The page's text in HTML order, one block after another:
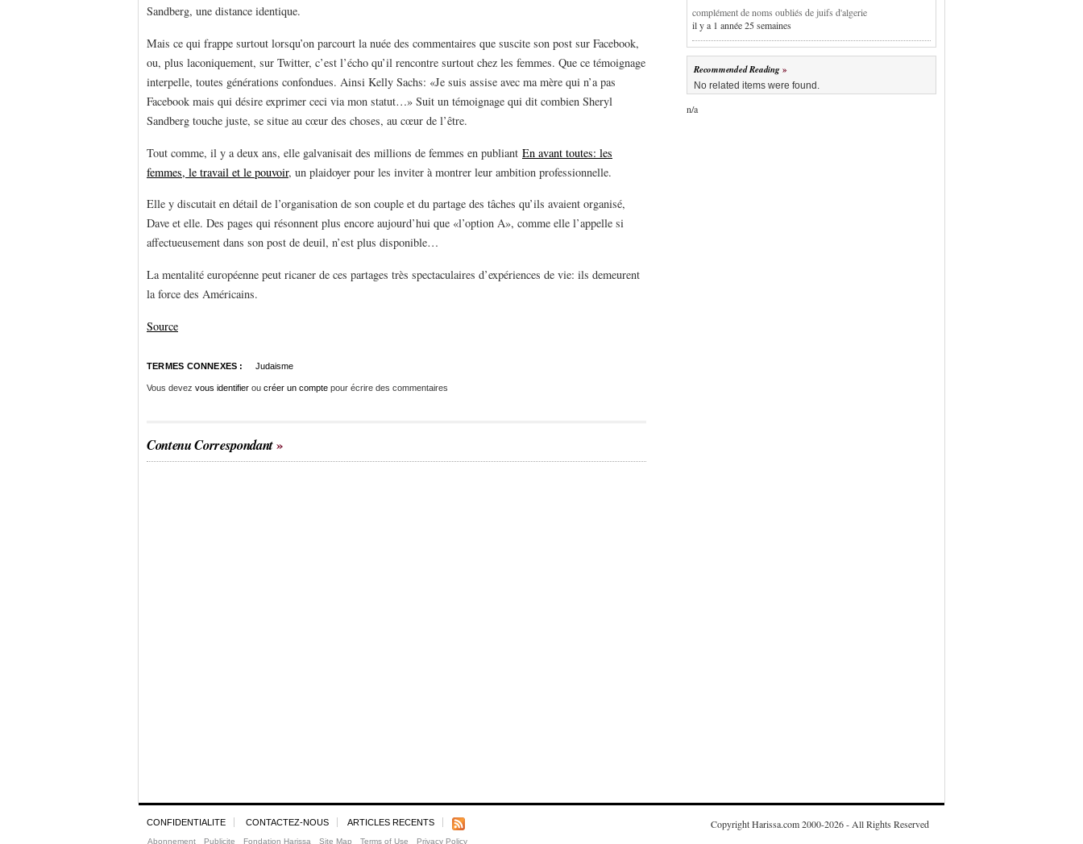
Sandberg, une distance identique.
Mais ce qui frappe surtout lorsqu’on parcourt la nuée des commentaires que suscite son post sur Facebook,
ou, plus laconiquement, sur Twitter, c’est l’écho qu’il rencontre surtout chez les femmes. Que ce témoignage
interpelle, toutes générations confondues. Ainsi Kelly Sachs: «Je suis assise avec ma mère qui n’a pas
Facebook mais qui désire exprimer ceci via mon statut…» Suit un témoignage qui dit combien Sheryl
Sandberg touche juste, se situe au cœur des choses, au cœur de l’être.
Tout comme, il y a deux ans, elle galvanisait des millions de femmes en publiant En avant toutes: les
femmes, le travail et le pouvoir, un plaidoyer pour les inviter à montrer leur ambition professionnelle.
Elle y discutait en détail de l’organisation de son couple et du partage des tâches qu’ils avaient organisé,
Dave et elle. Des pages qui résonnent plus encore aujourd’hui que «l’option A», comme elle l’appelle si
affectueusement dans son post de deuil, n’est plus disponible…
La mentalité européenne peut ricaner de ces partages très spectaculaires d’expériences de vie: ils demeurent
la force des Américains.
Source
TERMES CONNEXES : Judaisme
Vous devez vous identifier ou créer un compte pour écrire des commentaires
Contenu Correspondant
complément de noms oubliés de juifs d'algerie
il y a 1 année 25 semaines
Recommended Reading
No related items were found.
n/a
CONFIDENTIALITE CONTACTEZ-NOUS ARTICLES RECENTS
Abonnement Publicite Fondation Harissa Site Map Terms of Use Privacy Policy
Copyright Harissa.com 2000-2026 - All Rights Reserved